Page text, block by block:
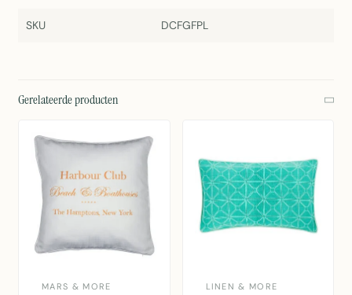
SKU DCFGFPL
Gerelateerde producten
MARS & MORE LINEN & MORE